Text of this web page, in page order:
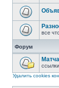
все
Форум
Удалить cookies